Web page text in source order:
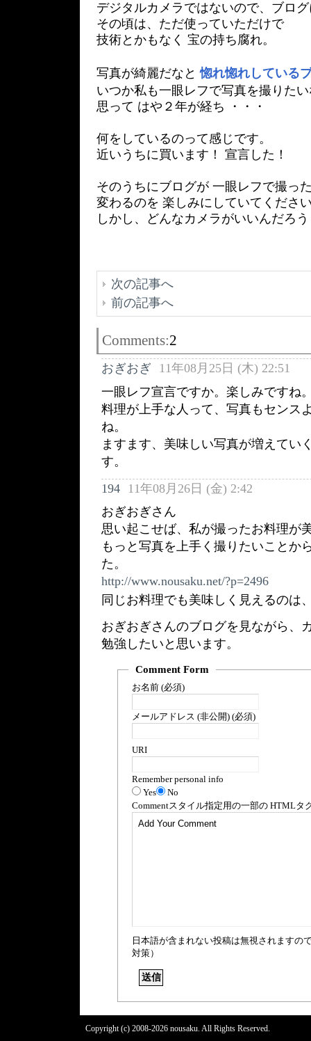
デジタルカメラではないので、ブロ
その頃は、ただ使っていただけで
技術とかもなく 宝の持ち腐れ。
写真が綺麗だなと惚れ惚れしている
いつか私も一眼レフで写真を撮りた
思って はや２年が経ち ・・・
何をしているのって感じです。
近いうちに買います！ 宣言した！
そのうちにブログが 一眼レフで撮っ
変わるのを 楽しみにしていてくださ
しかし、どんなカメラがいいんだろ
次の記事へ
前の記事へ
Comments:2
おぎおぎ
11年08月25日 (木) 22:51
一眼レフ宣言ですか。楽しみですね
料理が上手な人って、写真もセンス
ね。
ますます、美味しい写真が増えてい
す。
194
11年08月26日 (金) 2:42
おぎおぎさん
思い起こせば、私が撮ったお料理が
もっと写真を上手く撮りたいことか
た。
http://www.nousaku.net/?p=2496
同じお料理でも美味しく見えるのは
おぎおぎさんのブログを見ながら、
勉強したいと思います。
Comment Form
お名前 (必須)
メールアドレス (非公開) (必須)
URI
Remember personal info
Yes
No
Commentスタイル指定用の一部の HTMLタ
日本語が含まれない投稿は無視されますの
対策）
Copyright (c) 2008-2026 nousaku. All Rights Reserved.